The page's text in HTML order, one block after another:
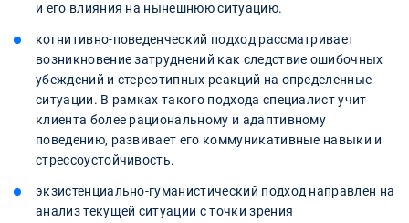
и его влияния на нынешнюю ситуацию.
когнитивно-поведенческий подход рассматривает
возникновение затруднений как следствие ошибочных
убеждений и стереотипных реакций на определенные
ситуации. В рамках такого подхода специалист учит
клиента более рациональному и адаптивному
поведению, развивает его коммуникативные навыки и
стрессоустойчивость.
экзистенциально-гуманистический подход направлен на
анализ текущей ситуации с точки зрения